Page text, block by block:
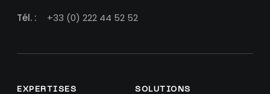
Tél. :
+33 (0) 222 44 52 52
EXPERTISES SOLUTIONS